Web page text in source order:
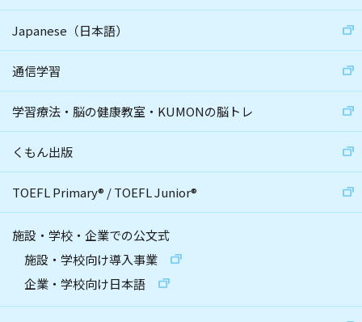
Japanese（日本語）
通信学習
学習療法・脳の健康教室・KUMONの脳トレ
くもん出版
TOEFL Primary® /TOEFL Junior®
施設・学校・企業での公文式
施設・学校向け導入事業
企業・学校向け日本語